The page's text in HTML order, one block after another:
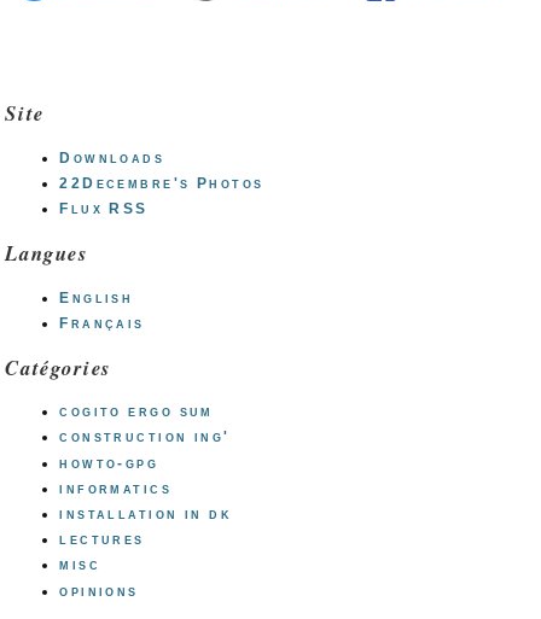
Site
Downloads
22Decembre's Photos
Flux RSS
Langues
English
Français
Catégories
cogito ergo sum
construction ing'
howto-gpg
informatics
installation in dk
lectures
misc
opinions